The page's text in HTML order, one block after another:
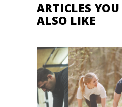
ARTICLES
ALSO LIKE